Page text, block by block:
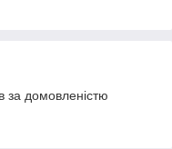
за домовленістю